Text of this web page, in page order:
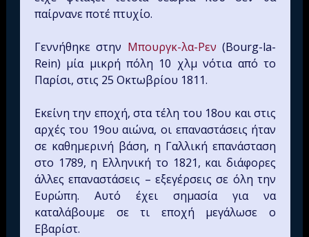
παίρνανε ποτέ πτυχίο.
Γεννήθηκε στην Μπουργκ-λα-Ρεν (Bourg-la-
Rein) μία μικρή πόλη 10 χλμ νότια από το
Παρίσι, στις 25 Οκτωβρίου 1811.
Εκείνη την εποχή, στα τέλη του 18ου και στις
αρχές του 19ου αιώνα, οι επαναστάσεις ήταν
σε καθημερινή βάση, η Γαλλική επανάσταση
στο 1789, η Ελληνική το 1821, και διάφορες
άλλες επαναστάσεις – εξεγέρσεις σε όλη την
Ευρώπη. Αυτό έχει σημασία για να
καταλάβουμε σε τι εποχή μεγάλωσε ο
Εβαρίστ.